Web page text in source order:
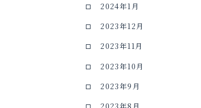
2024年1月
2023年12月
2023年11月
2023年10月
2023年9月